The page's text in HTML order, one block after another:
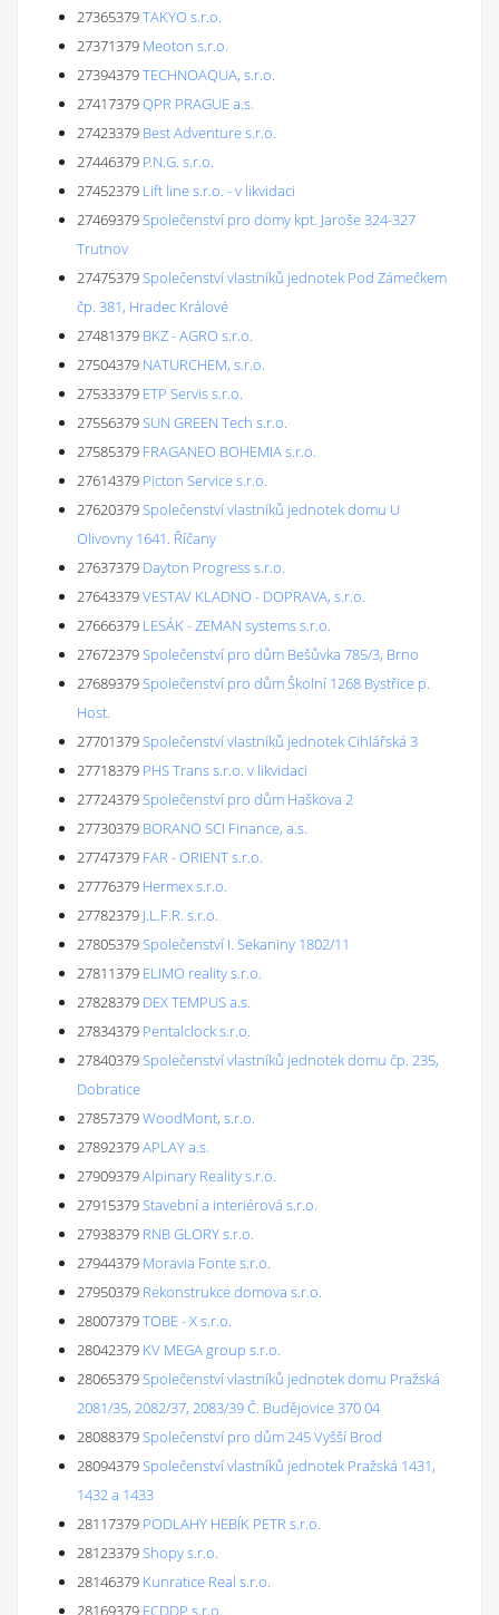
27365379TAKYO s.r.o.
27371379 Meoton s.r.o.
27394379TECHNOAQUA, s.r.o.
27417379QPR PRAGUE a.s.
27423379 Best Adventure s.r.o.
27446379 P.N.G. s.r.o.
27452379 Lift line s.r.o. - v likvidaci
27469379Společenství pro domy kpt. Jaroše 324-327
Trutnov
27475379Společenství vlastníků jednotek Pod Zámečkem
čp. 381, Hradec Králové
27481379 BKZ - AGRO s.r.o.
27504379 NATURCHEM, s.r.o.
27533379 ETP Servis s.r.o.
27556379SUN GREEN Tech s.r.o.
27585379 FRAGANEO BOHEMIA s.r.o.
27614379 Picton Service s.r.o.
27620379Společenství vlastníků jednotek domu U
Olivovny 1641. Říčany
27637379 Dayton Progress s.r.o.
27643379VESTAV KLADNO - DOPRAVA, s.r.o.
27666379 LESÁK - ZEMAN systems s.r.o.
27672379Společenství pro dům Bešůvka 785/3, Brno
27689379Společenství pro dům Školní 1268 Bystřice p.
Host.
27701379Společenství vlastníků jednotek Cihlářská 3
27718379 PHS Trans s.r.o. v likvidaci
27724379Společenství pro dům Haškova 2
27730379 BORANO SCI Finance, a.s.
27747379 FAR - ORIENT s.r.o.
27776379 Hermex s.r.o.
27782379 J.L.F.R. s.r.o.
27805379Společenství I. Sekaniny 1802/11
27811379 ELIMO reality s.r.o.
27828379 DEX TEMPUS a.s.
27834379 Pentalclock s.r.o.
27840379Společenství vlastníků jednotek domu čp. 235,
Dobratice
27857379WoodMont, s.r.o.
27892379APLAY a.s.
27909379Alpinary Reality s.r.o.
27915379Stavební a interiérová s.r.o.
27938379 RNB GLORY s.r.o.
27944379 Moravia Fonte s.r.o.
27950379 Rekonstrukce domova s.r.o.
28007379TOBE - X s.r.o.
28042379 KV MEGA group s.r.o.
28065379Společenství vlastníků jednotek domu Pražská
2081/35, 2082/37, 2083/39 Č. Budějovice 370 04
28088379Společenství pro dům 245 Vyšší Brod
28094379Společenství vlastníků jednotek Pražská 1431,
1432 a 1433
28117379 PODLAHY HEBÍK PETR s.r.o.
28123379Shopy s.r.o.
28146379 Kunratice Real s.r.o.
28169379 ECDDP s.r.o.